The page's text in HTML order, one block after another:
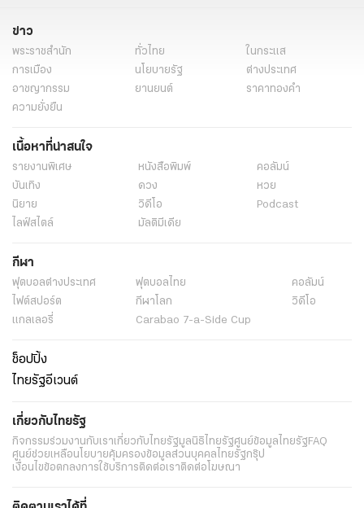
ข่าว
พระราชสำนัก ทั่วไทย
ในกระแส
การเมือง
นโยบายรัฐ
ต่างประเทศ
อาชญากรรม
ยานยนต์
ราคาทองคำ
ความยั่งยืน
เนื้อหาที่น่าสนใจ
รายงานพิเศษ หนังสือพิมพ์
คอลัมน์
บันเทิง
ดวง
หวย
นิยาย
วิดีโอ
Podcast
ไลฟ์สไตล์
มัลติมีเดีย
กีฬา
ฟุตบอลต่่างประเทศ ฟุตบอลไทย
คอลัมน์
ไฟต์สปอร์ต
กีฬาโลก
วิดีโอ
แกลเลอรี่
Carabao 7-a-Side Cup
ช็อปปิ้ง
ไทยรัฐอีเวนต์
เกี่ยวกับไทยรัฐ
กิจกรรมร่วมงานกับเราเกี่ยวกับไทยรัฐมูลนิธิไทยรัฐศูนย์ข้อมูลไทยรัฐFAQ
ศูนย์ช่วยเหลือนโยบายคุ้มครองข้อมูลส่วนบุคคลไทยรัฐกรุ๊ป
เงื่อนไขข้อตกลงการใช้บริการติดต่อเราติดต่อโฆษณา